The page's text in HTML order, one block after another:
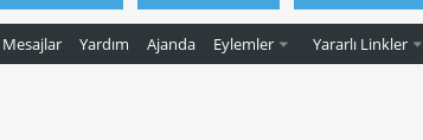
Mesajlar Yardım Ajanda Eylemler Yararlı Linkler